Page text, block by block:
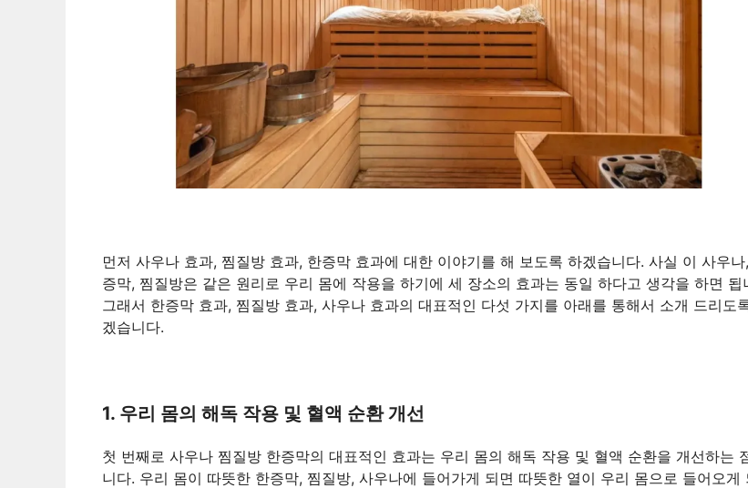
먼저 사우나 효과, 찜질방 효과, 한증막 효과에 대한 이야기를 해 보도록 하겠습니다. 사실 이 사우
증막, 찜질방은 같은 원리로 우리 몸에 작용을 하기에 세 장소의 효과는 동일 하다고 생각을 하면 됩
그래서 한증막 효과, 찜질방 효과, 사우나 효과의 대표적인 다섯 가지를 아래를 통해서 소개 드리도
겠습니다.
1. 우리 몸의 해독 작용 및 혈액 순환 개선
첫 번째로 사우나 찜질방 한증막의 대표적인 효과는 우리 몸의 해독 작용 및 혈액 순환을 개선하는
니다. 우리 몸이 따뜻한 한증막, 찜질방, 사우나에 들어가게 되면 따뜻한 열이 우리 몸으로 들어오게